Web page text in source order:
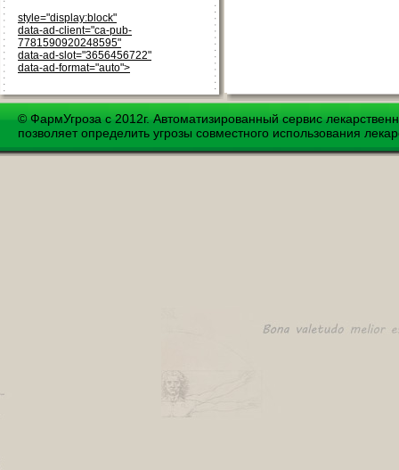
style="display:block"
data-ad-client="ca-pub-
7781590920248595"
data-ad-slot="3656456722"
data-ad-format="auto">
© ФармУгроза с 2012г. Автоматизированный сервис
позволяет определить угрозы совместного использования